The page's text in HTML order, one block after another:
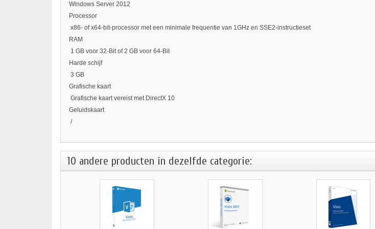
Windows Server 2012
Processor
x86- of x64-bit-processor met een minimale frequentie van 1GHz en SSE2-instructieset
RAM
1 GB voor 32-Bit of 2 GB voor 64-Bit
Harde schijf
3 GB
Grafische kaart
Grafische kaart vereist met DirectX 10
Geluidskaart
/
10 andere producten in dezelfde categorie: